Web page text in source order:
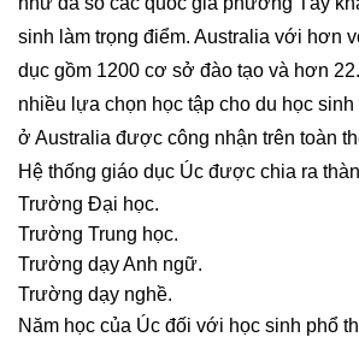
sinh làm trọng điểm. Australia với hơn
dục gồm 1200 cơ sở đào tạo và hơn
nhiều lựa chọn học tập cho du học
ở Australia được công nhận trên toàn
Hệ thống giáo dục Úc được chia ra
Trường Đại học.
Trường Trung học.
Trường dạy Anh ngữ.
Trường dạy nghề.
Năm học của Úc đối với học sinh phổ